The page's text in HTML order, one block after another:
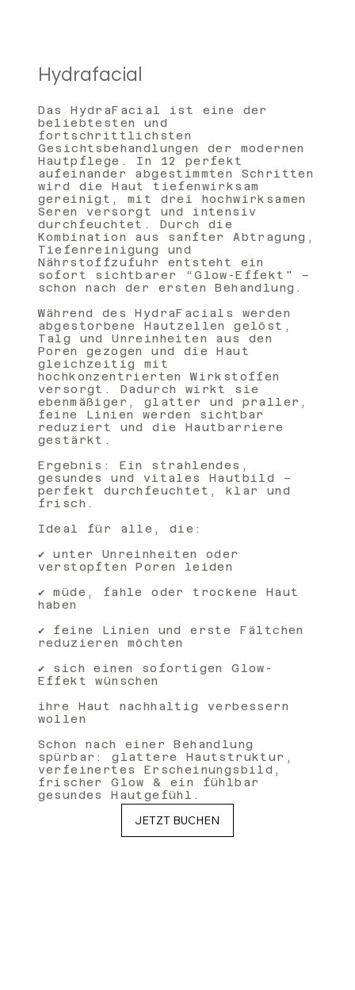
Hydrafacial
Das HydraFacial ist eine der
beliebtesten und
fortschrittlichsten
Gesichtsbehandlungen der modernen
Hautpflege. In 12 perfekt
aufeinander abgestimmten Schritten
wird die Haut tiefenwirksam
gereinigt, mit drei hochwirksamen
Seren versorgt und intensiv
durchfeuchtet. Durch die
Kombination aus sanfter Abtragung,
Tiefenreinigung und
Nährstoffzufuhr entsteht ein
sofort sichtbarer “Glow-Effekt" –
schon nach der ersten Behandlung.
Während des HydraFacials werden
abgestorbene Hautzellen gelöst,
Talg und Unreinheiten aus den
Poren gezogen und die Haut
gleichzeitig mit
hochkonzentrierten Wirkstoffen
versorgt. Dadurch wirkt sie
ebenmäßiger, glatter und praller,
feine Linien werden sichtbar
reduziert und die Hautbarriere
gestärkt.
Ergebnis: Ein strahlendes,
gesundes und vitales Hautbild –
perfekt durchfeuchtet, klar und
frisch.
Ideal für alle, die:
✔ unter Unreinheiten oder
verstopften Poren leiden
✔ müde, fahle oder trockene Haut
haben
✔ feine Linien und erste Fältchen
reduzieren möchten
✔ sich einen sofortigen Glow-
Effekt wünschen
ihre Haut nachhaltig verbessern
wollen
Schon nach einer Behandlung
spürbar: glattere Hautstruktur,
verfeinertes Erscheinungsbild,
frischer Glow & ein fühlbar
gesundes Hautgefühl.
JETZT BUCHEN